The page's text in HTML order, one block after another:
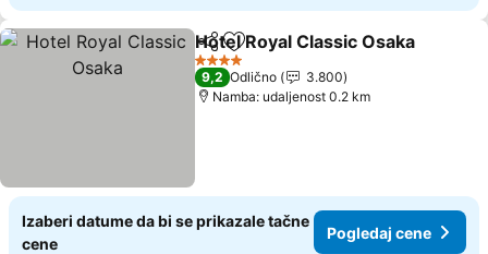
Deli Dodati u favorite
Hotel Royal Classic Osaka
4 Zvezdice
9,2 Odlično
3.800
Namba: udaljenost 0.2 km
Izaberi datume da bi se prikazale tačne
cene
Pogledaj cene